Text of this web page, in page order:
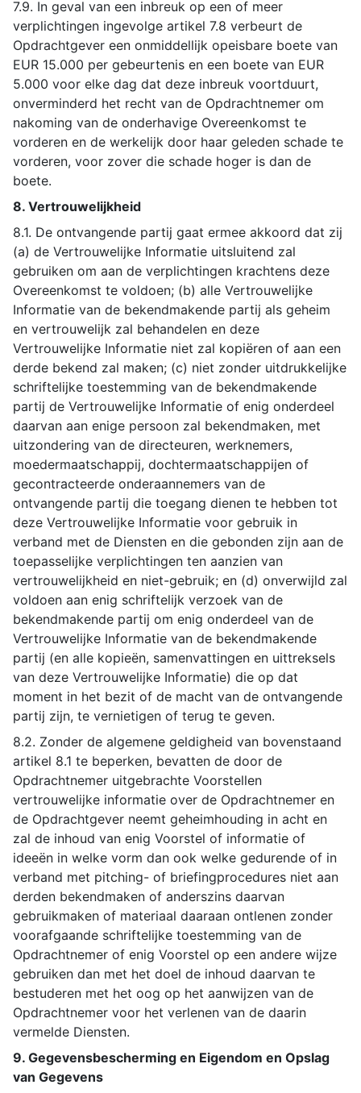
7.9. In geval van een inbreuk op een of meer
verplichtingen ingevolge artikel 7.8 verbeurt de
Opdrachtgever een onmiddellijk opeisbare boete van
EUR 15.000 per gebeurtenis en een boete van EUR
5.000 voor elke dag dat deze inbreuk voortduurt,
onverminderd het recht van de Opdrachtnemer om
nakoming van de onderhavige Overeenkomst te
vorderen en de werkelijk door haar geleden schade te
vorderen, voor zover die schade hoger is dan de
boete.
8. Vertrouwelijkheid
8.1. De ontvangende partij gaat ermee akkoord dat zij
(a) de Vertrouwelijke Informatie uitsluitend zal
gebruiken om aan de verplichtingen krachtens deze
Overeenkomst te voldoen; (b) alle Vertrouwelijke
Informatie van de bekendmakende partij als geheim
en vertrouwelijk zal behandelen en deze
Vertrouwelijke Informatie niet zal kopiëren of aan een
derde bekend zal maken; (c) niet zonder uitdrukkelijke
schriftelijke toestemming van de bekendmakende
partij de Vertrouwelijke Informatie of enig onderdeel
daarvan aan enige persoon zal bekendmaken, met
uitzondering van de directeuren, werknemers,
moedermaatschappij, dochtermaatschappijen of
gecontracteerde onderaannemers van de
ontvangende partij die toegang dienen te hebben tot
deze Vertrouwelijke Informatie voor gebruik in
verband met de Diensten en die gebonden zijn aan de
toepasselijke verplichtingen ten aanzien van
vertrouwelijkheid en niet-gebruik; en (d) onverwijld zal
voldoen aan enig schriftelijk verzoek van de
bekendmakende partij om enig onderdeel van de
Vertrouwelijke Informatie van de bekendmakende
partij (en alle kopieën, samenvattingen en uittreksels
van deze Vertrouwelijke Informatie) die op dat
moment in het bezit of de macht van de ontvangende
partij zijn, te vernietigen of terug te geven.
8.2. Zonder de algemene geldigheid van bovenstaand
artikel 8.1 te beperken, bevatten de door de
Opdrachtnemer uitgebrachte Voorstellen
vertrouwelijke informatie over de Opdrachtnemer en
de Opdrachtgever neemt geheimhouding in acht en
zal de inhoud van enig Voorstel of informatie of
ideeën in welke vorm dan ook welke gedurende of in
verband met pitching- of briefingprocedures niet aan
derden bekendmaken of anderszins daarvan
gebruikmaken of materiaal daaraan ontlenen zonder
voorafgaande schriftelijke toestemming van de
Opdrachtnemer of enig Voorstel op een andere wijze
gebruiken dan met het doel de inhoud daarvan te
bestuderen met het oog op het aanwijzen van de
Opdrachtnemer voor het verlenen van de daarin
vermelde Diensten.
9. Gegevensbescherming en Eigendom en Opslag
van Gegevens